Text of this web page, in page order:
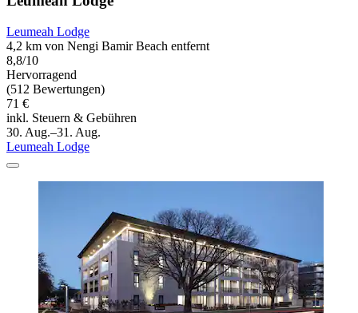
Leumeah Lodge
4,2 km von Nengi Bamir Beach entfernt
8,8/10
Hervorragend
(512 Bewertungen)
71 €
inkl. Steuern & Gebühren
30. Aug.–31. Aug.
Leumeah Lodge